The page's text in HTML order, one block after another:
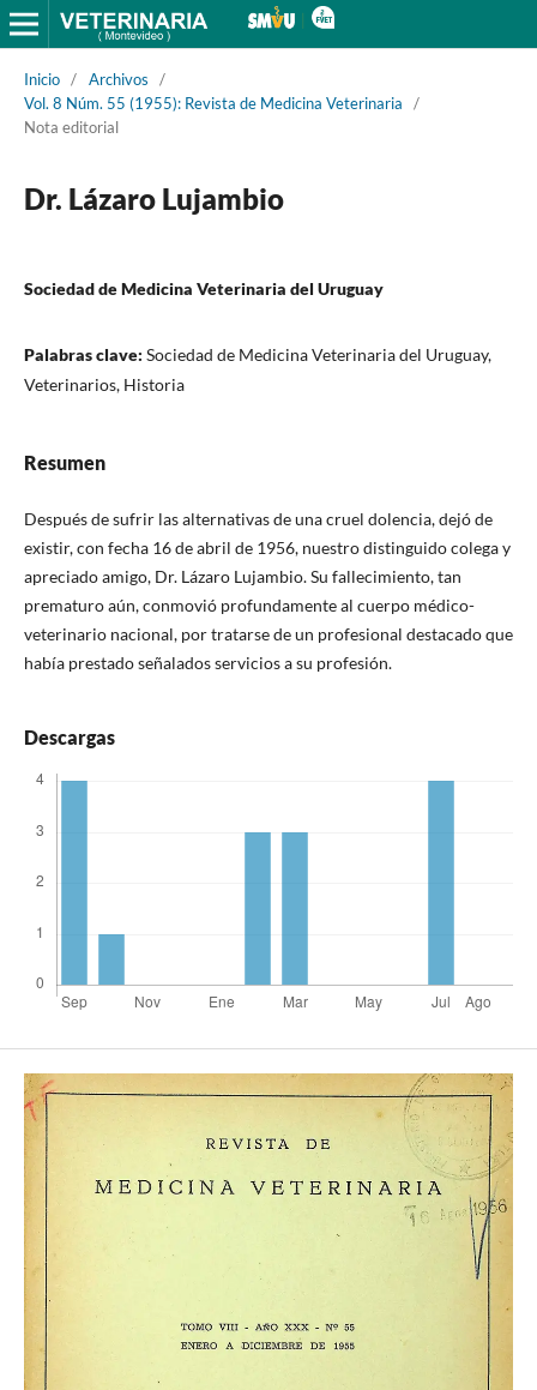
Inicio / Archivos
/
Vol. 8 Núm. 55 (1955): Revista de Medicina Veterinaria
/
Nota editorial
Dr. Lázaro Lujambio
Sociedad de Medicina Veterinaria del Uruguay
Palabras clave: Sociedad de Medicina Veterinaria del Uruguay,
Veterinarios, Historia
Resumen
Después de sufrir las alternativas de una cruel dolencia, dejó de
existir, con fecha 16 de abril de 1956, nuestro distinguido colega y
apreciado amigo, Dr. Lázaro Lujambio. Su fallecimiento, tan
prematuro aún, conmovió profundamente al cuerpo médico-
veterinario nacional, por tratarse de un profesional destacado que
había prestado señalados servicios a su profesión.
Descargas